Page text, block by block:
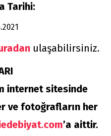
Tarihi:
ulaşabilirsiniz.
internet sitesinde
ve fotoğrafların her
’a aittir.